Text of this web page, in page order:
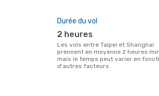
Durée du vol
2 heures
Les vols entre Taipei et Shanghai
prennent en moyenne 2 heures
mais le temps peut varier en
d'autres facteurs